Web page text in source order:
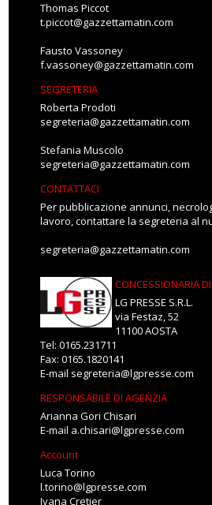
Thomas Piccot
t.piccot@gazzettamatin.com
Fausto Vassoney
f.vassoney@gazzettamatin.com
SEGRETERIA
Roberta Prodoti
segreteria@gazzettamatin.com
Stefania Muscolo
segreteria@gazzettamatin.com
CONTATTACI
Per pubblicazione annunci,
lavoro, contattare la segreteria al
segreteria@gazzettamatin.com
CONCESSIONARIA
LG PRESSE S.R.L.
via Festaz, 52
11100 AOSTA
Tel: 0165.231711
Fax: 0165.1820141
E-mail segreteria@lgpresse.com
RESPONSABILE DI AGENZIA
Arianna Gori Chisari
E-mail a.chisari@lgpresse.com
Account
Luca Torino
l.torino@lgpresse.com
Ivana Cretier